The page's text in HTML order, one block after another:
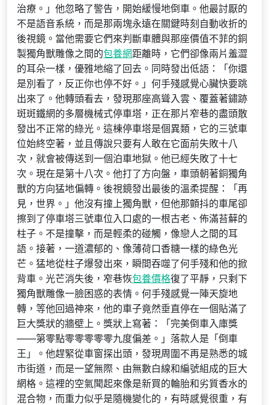
治療。」他忽略了警告，開始緩慢地倒車。他最討厭的
不是語音系統，而是那兩塊永遠在關鍵時刻自動收折的
後視鏡。當他需要它們來判斷車體與那座價值不菲的銅
製獨角獸雕像之間的包養網距離時，它們卻像兩片羞澀
的耳朵一樣，優雅地縮了回去。同時發出低語：「你還
是別看了，反正你也停不好。」何手殘感覺心臟快要跳
出來了。他轉頭看去，發現那座高聳入雲、覆蓋著鏽跡
斑斑鐵網的多層機械式停車塔，正在那片窄巷的盡頭散
發出不正常的綠光。這棟停車塔是個異類，它的三號車
位始終空著，並且傳說只要有人敢在它面前失敗十八
次，就會被傳送到一個泊車地獄。他已經失敗了十七
次。現在是第十八次。他打了方向盤，車頭朝著銅獨角
獸的方向猛地偏轉。後視鏡發出最後的溫柔提醒：「再
見，世界。」他沒有撞上獨角獸，但他那顫抖的車尾卻
擦到了停車塔三號車位入口處的一根古老、佈滿苔蘚的
柱子。不是撞擊，而是輕柔的碰觸，像戀人之間的耳
語。接著，一道濃郁的、像薄荷口香糖一樣的綠色光
芒。猛地從柱子爆發出來，瞬間吞噬了何手殘和他的掀
背車。光芒消失後，窄巷恢包養價格復了平靜，只剩下
獨角獸雕像一臉困惑的表情。何手殘感覺一陣天旋地
轉，等他回過神來，他的車子竟然垂直停在一個貼滿了
巨大獎狀的牆壁上。獎狀上寫著：「完美倒車入庫獎
——第零點零零零零零九度偏差。」落款人是「倒車
王」。他趕緊從車窗探出頭，發現周圍不再是熟悉的城
市街道，而是一望無際、由無數白線和編號組成的巨大
網格。這裡的空氣聞起來像是新買的輪胎和劣質香水的
混合物，而重力似乎是隨機變化的，有時感覺很重，有